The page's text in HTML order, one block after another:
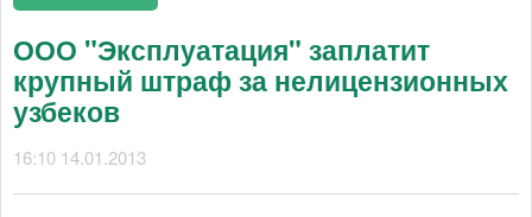
ООО "Эксплуатация" заплатит
крупный штраф за нелицензионных
узбеков
16:10 14.01.2013